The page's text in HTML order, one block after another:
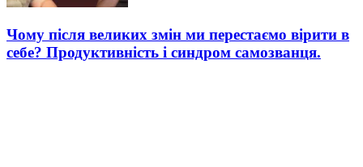
Чому після великих змін ми перестаємо вірити в
себе? Продуктивність і синдром самозванця.